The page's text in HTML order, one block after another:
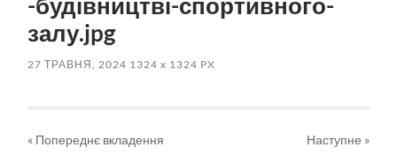
залу.jpg
27 ТРАВНЯ, 2024 1324x 1324 PX
« Попереднє вкладення Наступне »